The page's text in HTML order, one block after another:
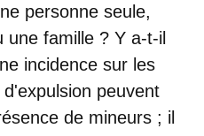
personne seule,
une famille ? Y a-t-il
incidence sur les
peuvent
de mineurs ; il